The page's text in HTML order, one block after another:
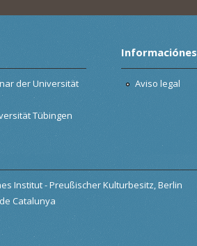
der Universität
Tübingen
Informaciónes
Aviso legal
Institut - Preußischer Kulturbesitz, Berlin
Catalunya